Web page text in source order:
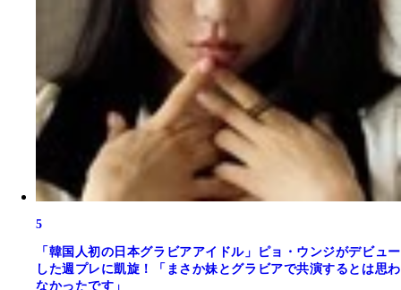
5
「韓国人初の日本グラビアアイドル」ピョ・ウンジがデビュー
した週プレに凱旋！「まさか妹とグラビアで共演するとは思わ
なかったです」